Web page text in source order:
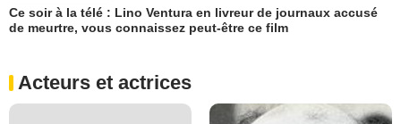
Ce soir à la télé : Lino Ventura en livreur de journaux accusé
de meurtre, vous connaissez peut-être ce film
Acteurs et actrices